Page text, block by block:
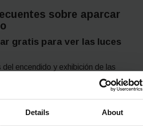
Details About
sobre aparcar
gratis para ver las luces
del encendido y exhibición de las
la demanda de aparcamiento en
, especialmente en el centro y zonas
días, laszonas gratuitas más